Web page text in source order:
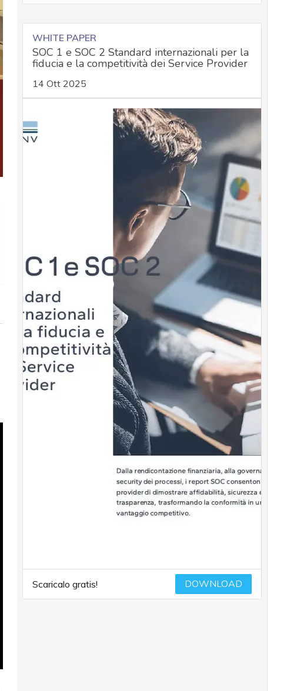
WHITE PAPER
SOC 1 e SOC 2 Standard internazionali per la
fiducia e la competitività dei Service Provider
14 Ott 2025
Scaricalo gratis! DOWNLOAD